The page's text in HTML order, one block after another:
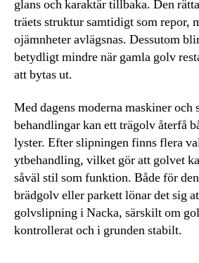
glans och karaktär tillbaka. Den
träets struktur samtidigt som repor,
ojämnheter avlägsnas. Dessutom
betydligt mindre när gamla golv
att bytas ut.
Med dagens moderna maskiner och
behandlingar kan ett trägolv återfå
lyster. Efter slipningen finns flera
ytbehandling, vilket gör att golvet
såväl stil som funktion. Både för
brädgolv eller parkett lönar det sig
golvslipning i Nacka, särskilt om
kontrollerat och i grunden stabilt.